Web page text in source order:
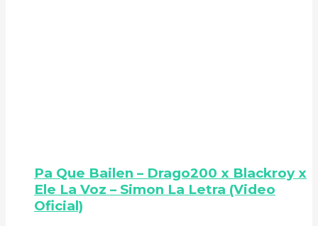
Pa Que Bailen – Drago200 x Blackroy x
Ele La Voz – Simon La Letra (Video
Oficial)